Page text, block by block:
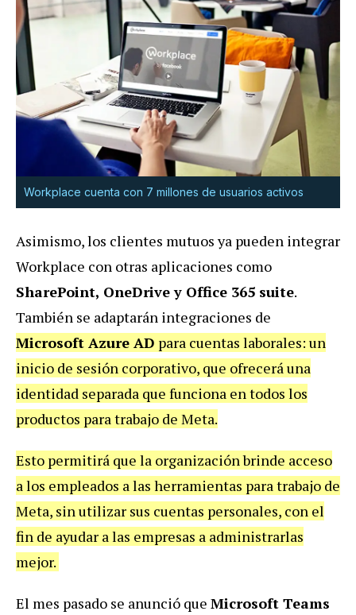
Workplace cuenta con 7 millones de usuarios activos
Asimismo, los clientes mutuos ya pueden integrar
Workplace con otras aplicaciones como
SharePoint, OneDrive y Office 365 suite.
También se adaptarán integraciones de
Microsoft Azure AD para cuentas laborales: un
inicio de sesión corporativo, que ofrecerá una
identidad separada que funciona en todos los
productos para trabajo de Meta.
Esto permitirá que la organización brinde acceso
a los empleados a las herramientas para trabajo de
Meta, sin utilizar sus cuentas personales, con el
fin de ayudar a las empresas a administrarlas
mejor.
El mes pasado se anunció que Microsoft Teams